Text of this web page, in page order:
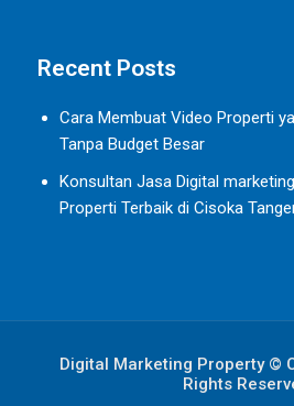
Recent Posts
Cara Membuat Video Properti
Tanpa Budget Besar
Konsultan Jasa Digital
Properti Terbaik di Cisoka
Digital Marketing Property ©
Rights